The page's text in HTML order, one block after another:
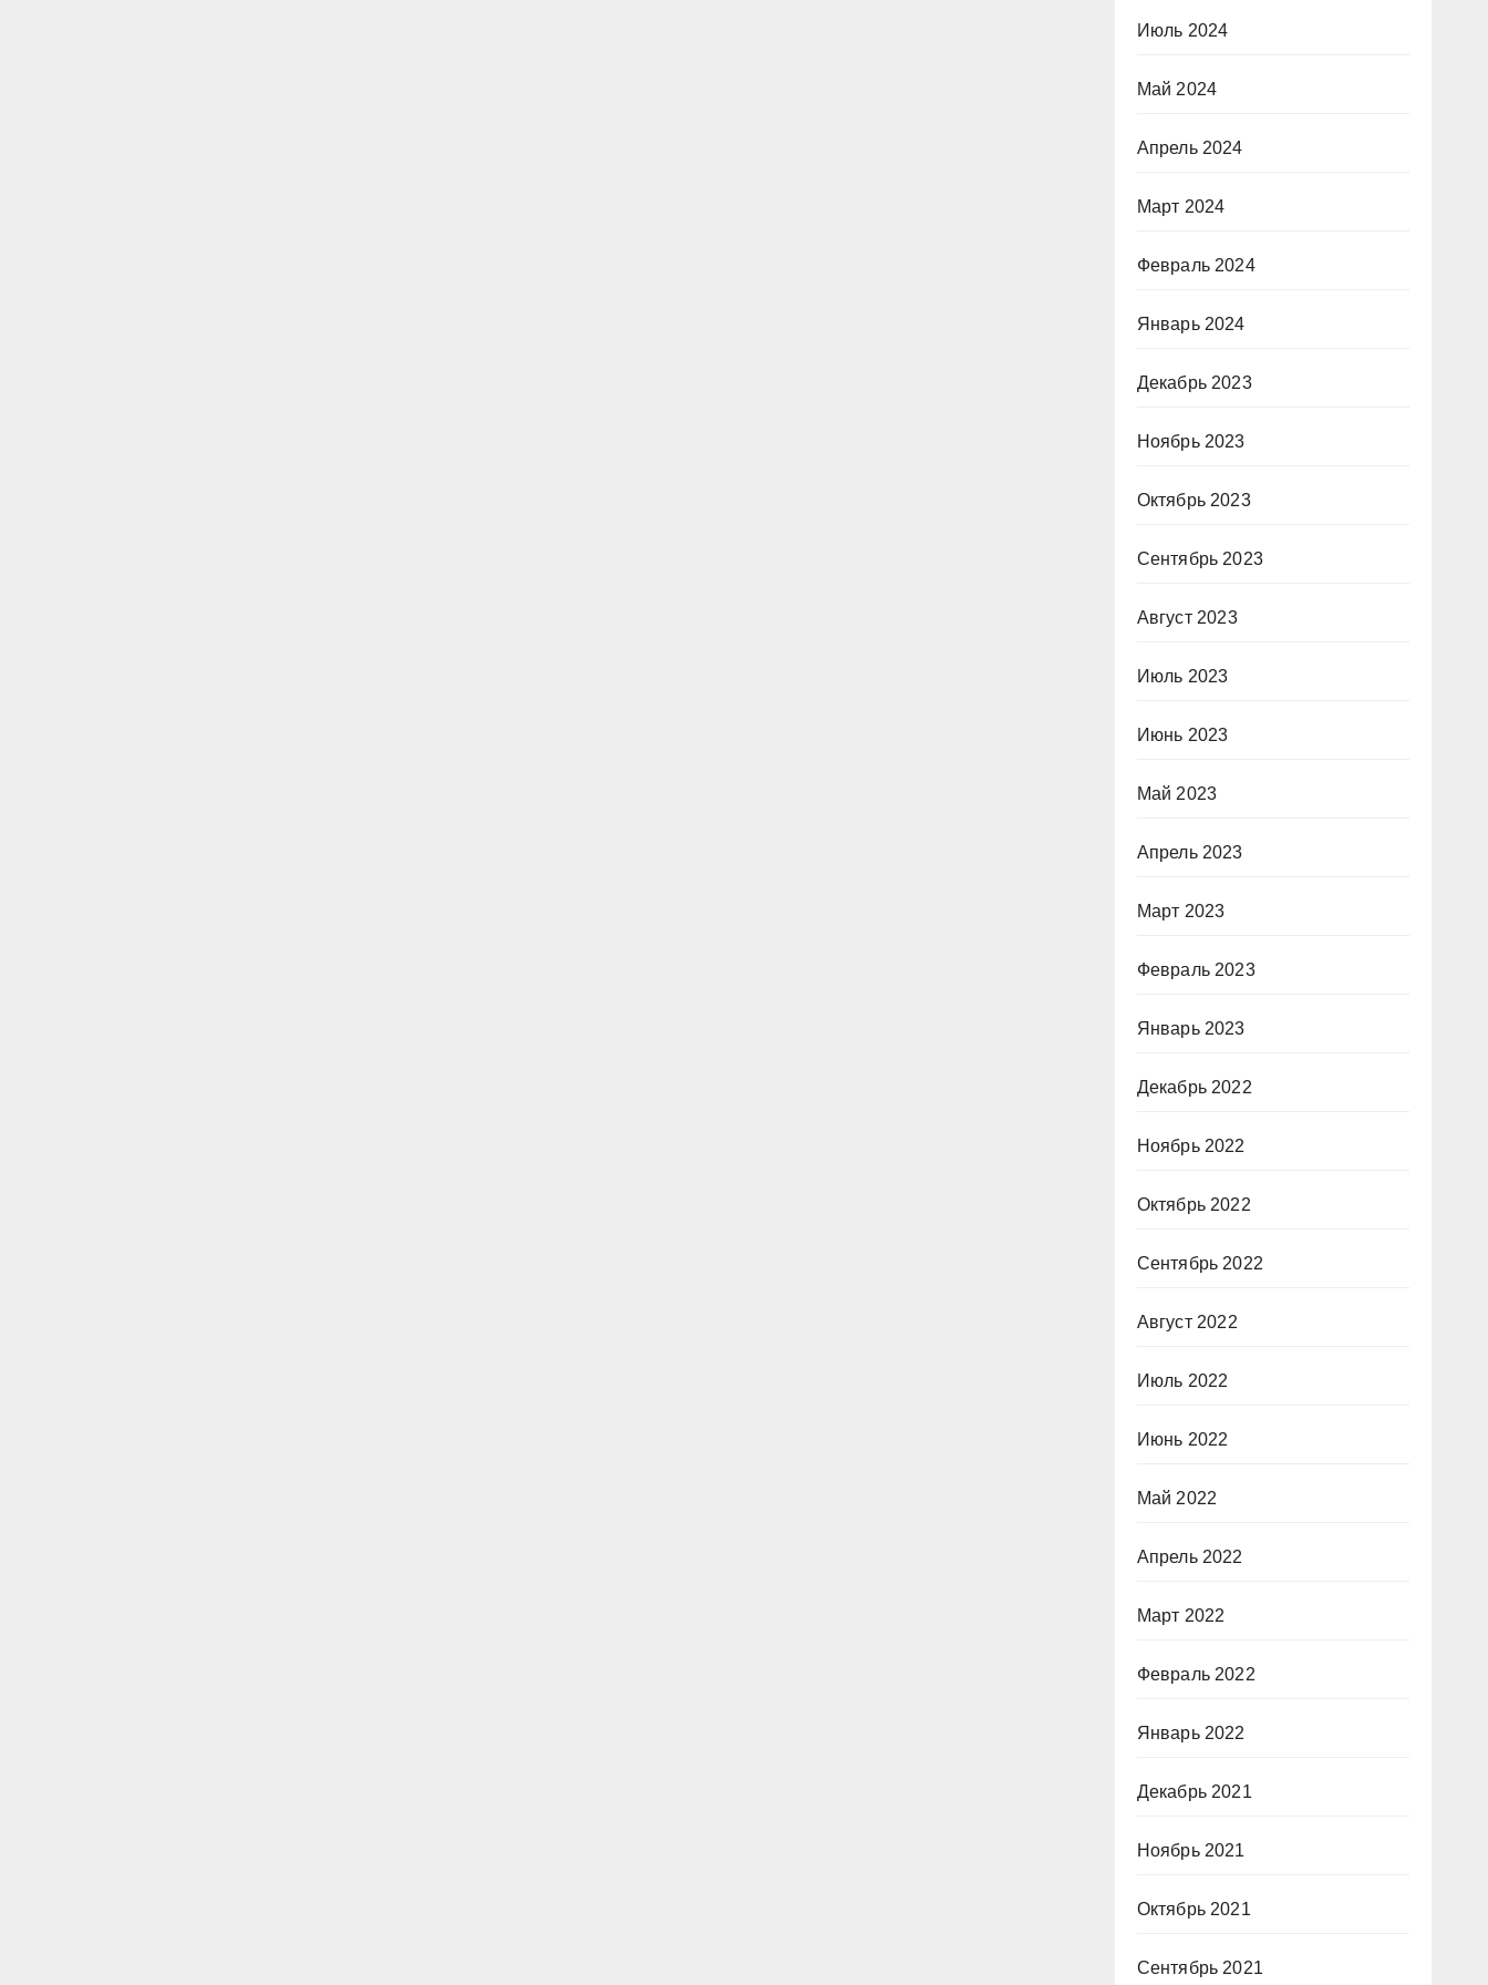
Июль 2024
Май 2024
Апрель 2024
Март 2024
Февраль 2024
Январь 2024
Декабрь 2023
Ноябрь 2023
Октябрь 2023
Сентябрь 2023
Август 2023
Июль 2023
Июнь 2023
Май 2023
Апрель 2023
Март 2023
Февраль 2023
Январь 2023
Декабрь 2022
Ноябрь 2022
Октябрь 2022
Сентябрь 2022
Август 2022
Июль 2022
Июнь 2022
Май 2022
Апрель 2022
Март 2022
Февраль 2022
Январь 2022
Декабрь 2021
Ноябрь 2021
Октябрь 2021
Сентябрь 2021